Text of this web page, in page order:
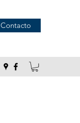
Contacto